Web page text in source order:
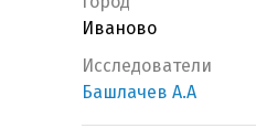
Иваново
Исследователи
Башлачев А.А